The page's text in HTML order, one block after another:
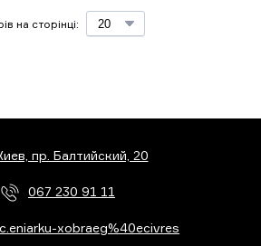
на сторінці:
пр. Балтийский, 20
067 230 91 11
xobraeg%40ecivres